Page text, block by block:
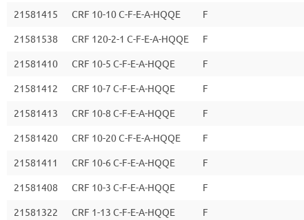
21581415 CRF 10-10 C-F-E-A-HQQE F
21581538 CRF 120-2-1 C-F-E-A-HQQE F
21581410 CRF 10-5 C-F-E-A-HQQE F
21581412 CRF 10-7 C-F-E-A-HQQE F
21581413 CRF 10-8 C-F-E-A-HQQE F
21581420 CRF 10-20 C-F-E-A-HQQE F
21581411 CRF 10-6 C-F-E-A-HQQE F
21581408 CRF 10-3 C-F-E-A-HQQE F
21581322 CRF 1-13 C-F-E-A-HQQE F